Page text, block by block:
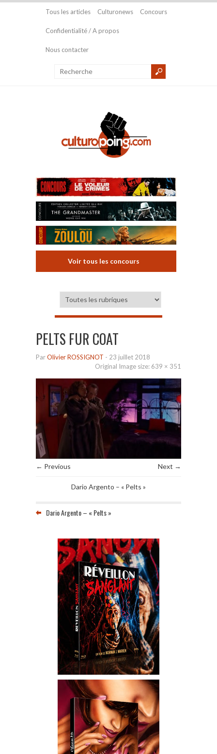
Tous les articles Culturonews Concours
Confidentialité / A propos
Nous contacter
Voir tous les concours
PELTS FUR COAT
ParOlivier ROSSIGNOT - 23 juillet 2018
Original Image size: 639 × 351
← Previous Next →
Dario Argento – « Pelts »
Dario Argento – « Pelts »